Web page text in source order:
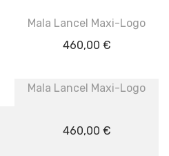
Mala Lancel Maxi-Logo
460,00 €
Mala Lancel Maxi-Logo
460,00 €